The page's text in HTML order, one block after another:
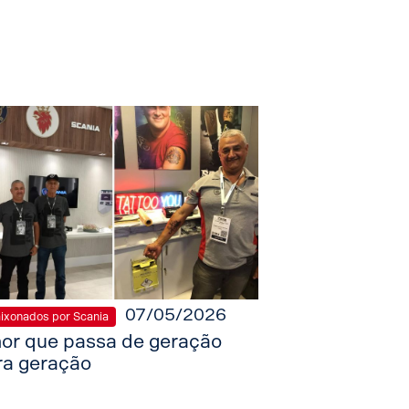
por Scania 07/05/2026
que passa de geração
geração